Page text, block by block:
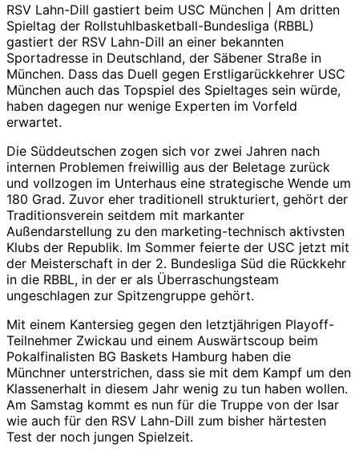
RSV Lahn-Dill gastiert beim USC München | Am dritten
Spieltag der Rollstuhlbasketball-Bundesliga (RBBL)
gastiert der RSV Lahn-Dill an einer bekannten
Sportadresse in Deutschland, der Säbener Straße in
München. Dass das Duell gegen Erstligarückkehrer USC
München auch das Topspiel des Spieltages sein würde,
haben dagegen nur wenige Experten im Vorfeld
erwartet.
Die Süddeutschen zogen sich vor zwei Jahren nach
internen Problemen freiwillig aus der Beletage zurück
und vollzogen im Unterhaus eine strategische Wende um
180 Grad. Zuvor eher traditionell strukturiert, gehört der
Traditionsverein seitdem mit markanter
Außendarstellung zu den marketing-technisch aktivsten
Klubs der Republik. Im Sommer feierte der USC jetzt mit
der Meisterschaft in der 2. Bundesliga Süd die Rückkehr
in die RBBL, in der er als Überraschungsteam
ungeschlagen zur Spitzengruppe gehört.
Mit einem Kantersieg gegen den letztjährigen Playoff-
Teilnehmer Zwickau und einem Auswärtscoup beim
Pokalfinalisten BG Baskets Hamburg haben die
Münchner unterstrichen, dass sie mit dem Kampf um den
Klassenerhalt in diesem Jahr wenig zu tun haben wollen.
Am Samstag kommt es nun für die Truppe von der Isar
wie auch für den RSV Lahn-Dill zum bisher härtesten
Test der noch jungen Spielzeit.